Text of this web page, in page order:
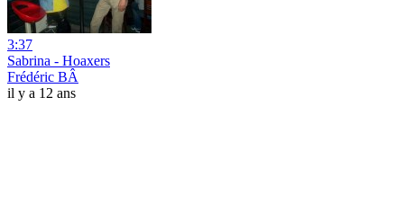
3:37
Sabrina - Hoaxers
Frédéric BÂ
il y a 12 ans